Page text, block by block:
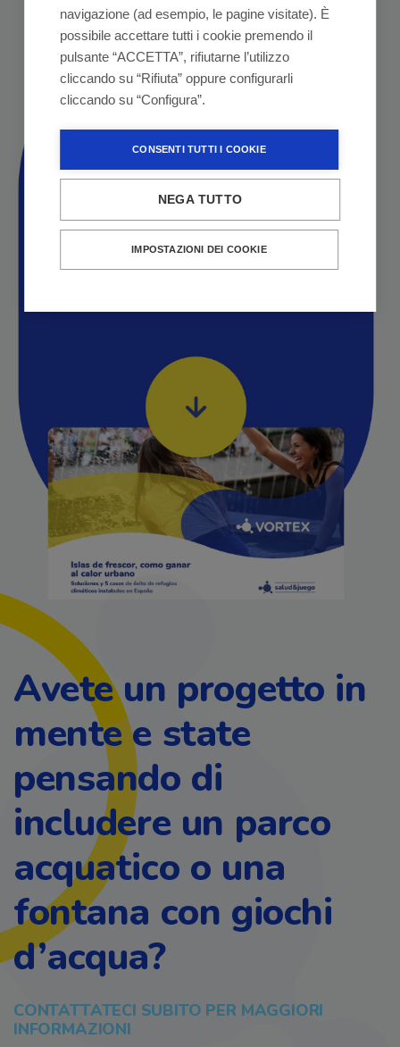
Avete un progetto in
mente e state
pensando di
includere un parco
acquatico o una
fontana con giochi
d’acqua?
CONTATTATECI SUBITO PER MAGGIORI
INFORMAZIONI
navigazione (ad esempio, le pagine visitate). È
possibile accettare tutti i cookie premendo il
pulsante “ACCETTA”, rifiutarne l’utilizzo
cliccando su “Rifiuta” oppure configurarli
cliccando su “Configura”.
CONSENTI TUTTI I COOKIE
NEGA TUTTO
IMPOSTAZIONI DEI COOKIE